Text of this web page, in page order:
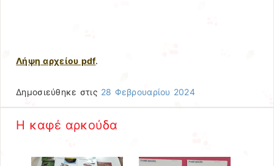
Λήψη αρχείου pdf.
Δημοσιεύθηκε στις 28 Φεβρουαρίου 2024
Η καφέ αρκούδα